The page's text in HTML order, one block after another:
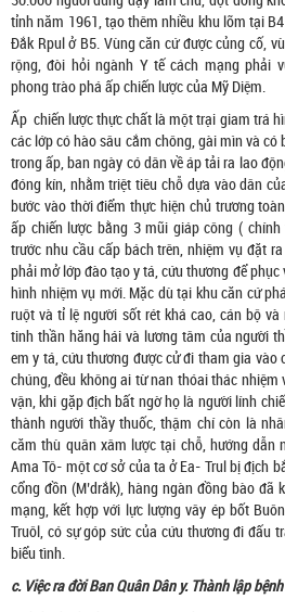
tỉnh năm 1961, tạo thêm nhiều khu lõm tại
Đắk Rpul ở B5. Vùng căn cứ được củng cố,
rộng, đòi hỏi ngành Y tế cách mạng phải
phong trào phá ấp chiến lược của Mỹ Diệm.
Ấp chiến lược thực chất là một trại giam trá
các lớp có hào sâu cắm chông, gài mìn và
trong ấp, ban ngày có dân về áp tải ra lao
đóng kín, nhằm triệt tiêu chỗ dựa vào dân
bước vào thời điểm thực hiện chủ trương
ấp chiến lược bằng 3 mũi giáp công (
trước nhu cầu cấp bách trên, nhiệm vụ đặt
phải mở lớp đào tạo y tá, cứu thương để
hình nhiệm vụ mới. Mặc dù tại khu căn cứ
ruột và tỉ lệ người sốt rét khá cao, cán bộ
tinh thần hăng hái và lương tâm của người
em y tá, cứu thương được cử đi tham gia vào
chúng, đều không ai từ nan thóai thác nhiệm
vận, khi gặp địch bất ngờ họ là người lính
thành người thầy thuốc, thậm chí còn là
căm thù quân xâm lược tại chỗ, hướng dẫn
Ama Tô- một cơ sở của ta ở Ea- Trul bị địch
cổng đồn (M’drắk), hàng ngàn đồng bào đã
mạng, kết hợp với lực lượng vây ép bốt
Truôl, có sự góp sức của cứu thương đi đấu
biểu tình.
c. Việc ra đời Ban Quân Dân y. Thành lập